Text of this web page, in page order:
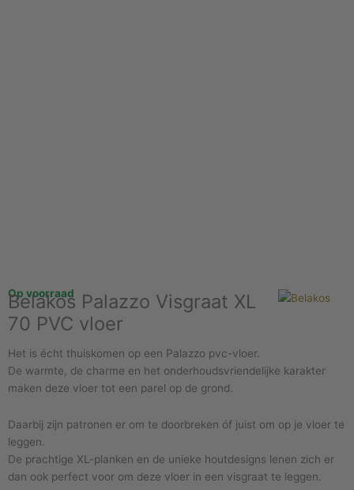
Op voorraad
Belakos Palazzo Visgraat XL
70 PVC vloer
Het is écht thuiskomen op een Palazzo pvc-vloer.
De warmte, de charme en het onderhoudsvriendelijke karakter
maken deze vloer tot een parel op de grond.
Daarbij zijn patronen er om te doorbreken óf juist om op je vloer te
leggen.
De prachtige XL-planken en de unieke houtdesigns lenen zich er
dan ook perfect voor om deze vloer in een visgraat te leggen.